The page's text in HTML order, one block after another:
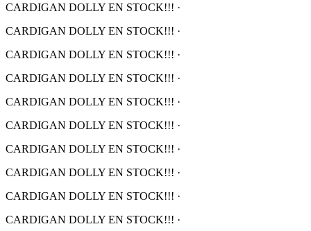
CARDIGAN DOLLY EN STOCK!!! ·
CARDIGAN DOLLY EN STOCK!!! ·
CARDIGAN DOLLY EN STOCK!!! ·
CARDIGAN DOLLY EN STOCK!!! ·
CARDIGAN DOLLY EN STOCK!!! ·
CARDIGAN DOLLY EN STOCK!!! ·
CARDIGAN DOLLY EN STOCK!!! ·
CARDIGAN DOLLY EN STOCK!!! ·
CARDIGAN DOLLY EN STOCK!!! ·
CARDIGAN DOLLY EN STOCK!!! ·